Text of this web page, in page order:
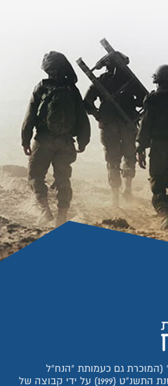
(המוכרת גם כעמותת "הנח"ל
החרדי") הוקמה בשנת התשנ"ט (1999) על ידי קבוצה של